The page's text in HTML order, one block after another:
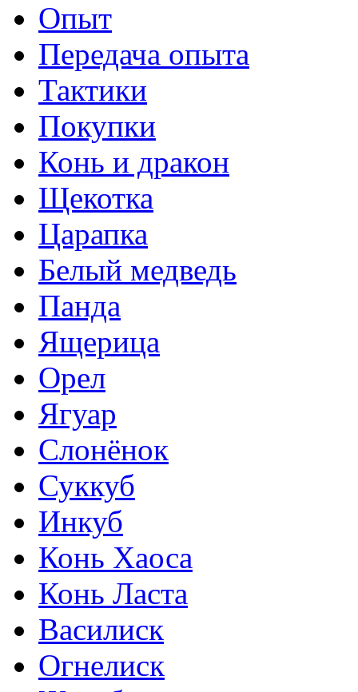
Опыт
Передача опыта
Тактики
Покупки
Конь и дракон
Щекотка
Царапка
Белый медведь
Панда
Ящерица
Орел
Ягуар
Слонёнок
Суккуб
Инкуб
Конь Хаоса
Конь Ласта
Василиск
Огнелиск